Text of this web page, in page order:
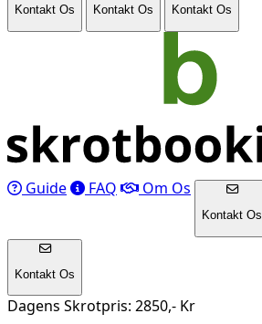
Kontakt Os Kontakt Os Kontakt Os
Guide FAQ Om Os
Kontakt Os
Kontakt Os
Dagens Skrotpris: 2850,- Kr